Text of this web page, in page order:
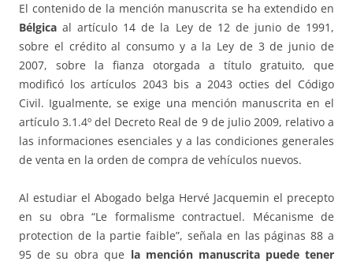
El contenido de la mención manuscrita se ha extendido en
Bélgica al artículo 14 de la Ley de 12 de junio de 1991,
sobre el crédito al consumo y a la Ley de 3 de junio de
2007, sobre la fianza otorgada a título gratuito, que
modificó los artículos 2043 bis a 2043 octies del Código
Civil. Igualmente, se exige una mención manuscrita en el
artículo 3.1.4º del Decreto Real de 9 de julio 2009, relativo a
las informaciones esenciales y a las condiciones generales
de venta en la orden de compra de vehículos nuevos.
Al estudiar el Abogado belga Hervé Jacquemin el precepto
en su obra “Le formalisme contractuel. Mécanisme de
protection de la partie faible”, señala en las páginas 88 a
95 de su obra que la mención manuscrita puede tener